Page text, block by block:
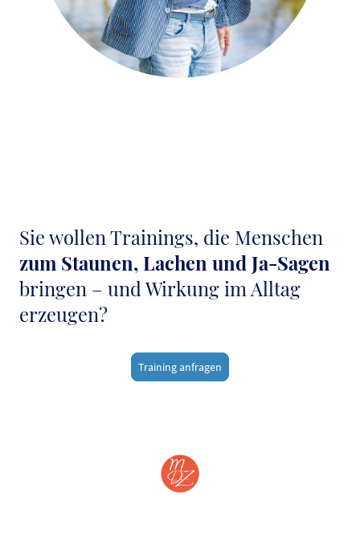
Sie wollen Trainings, die Menschen
zum Staunen, Lachen und Ja-Sagen
bringen – und Wirkung im Alltag
erzeugen?
Training anfragen